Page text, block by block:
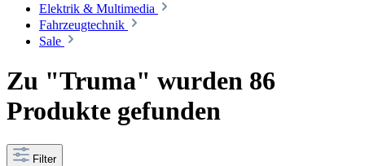
Elektrik & Multimedia
Fahrzeugtechnik
Sale
Zu "Truma" wurden 86
Produkte gefunden
Filter